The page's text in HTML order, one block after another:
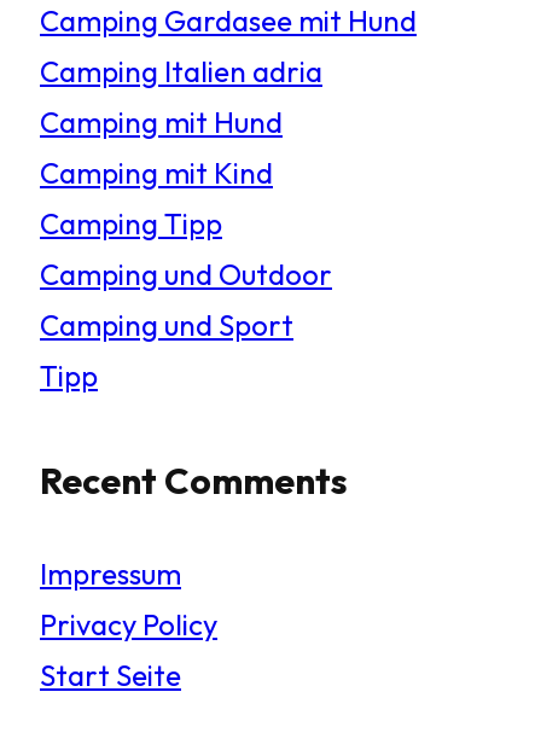
n
Camping Gardasee mit Hund
Camping Italien adria
Camping mit Hund
Camping mit Kind
Camping Tipp
Camping und Outdoor
Camping und Sport
Tipp
Recent Comments
Impressum
Privacy Policy
Start Seite